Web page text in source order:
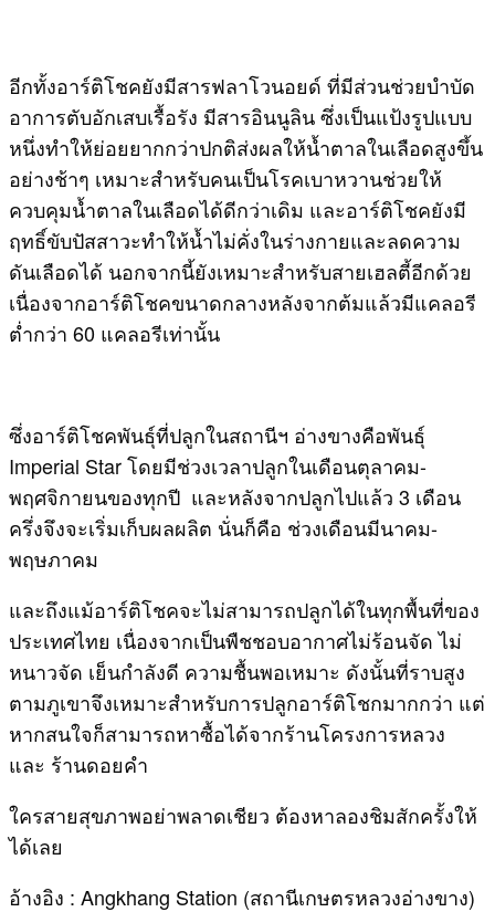
อีกทั้งอาร์ติโชคยังมีสารฟลาโวนอยด์ ที่มีส่วนช่วยบำบัด
อาการตับอักเสบเรื้อรัง มีสารอินนูลิน ซึ่งเป็นแป้งรูปแบบ
หนึ่งทำให้ย่อยยากกว่าปกติส่งผลให้น้ำตาลในเลือดสูงขึ้น
อย่างช้าๆ เหมาะสำหรับคนเป็นโรคเบาหวานช่วยให้
ควบคุมน้ำตาลในเลือดได้ดีกว่าเดิม และอาร์ติโชคยังมี
ฤทธิ์ขับปัสสาวะทำให้น้ำไม่คั่งในร่างกายและลดความ
ดันเลือดได้ นอกจากนี้ยังเหมาะสำหรับสายเฮลตี้อีกด้วย
เนื่องจากอาร์ติโชคขนาดกลางหลังจากต้มแล้วมีแคลอรี
ต่ำกว่า 60 แคลอรีเท่านั้น
ซึ่งอาร์ติโชคพันธุ์ที่ปลูกในสถานีฯ อ่างขางคือพันธุ์
Imperial Star โดยมีช่วงเวลาปลูกในเดือนตุลาคม-
พฤศจิกายนของทุกปี และหลังจากปลูกไปแล้ว 3 เดือน
ครึ่งจึงจะเริ่มเก็บผลผลิต นั่นก็คือ ช่วงเดือนมีนาคม-
พฤษภาคม
และถึงแม้อาร์ติโชคจะไม่สามารถปลูกได้ในทุกพื้นที่ของ
ประเทศไทย เนื่องจากเป็นพืชชอบอากาศไม่ร้อนจัด ไม่
หนาวจัด เย็นกำลังดี ความชื้นพอเหมาะ ดังนั้นที่ราบสูง
ตามภูเขาจึงเหมาะสำหรับการปลูกอาร์ติโชกมากกว่า แต่
หากสนใจก็สามารถหาซื้อได้จากร้านโครงการหลวง
และ ร้านดอยคำ
ใครสายสุขภาพอย่าพลาดเชียว ต้องหาลองชิมสักครั้งให้
ได้เลย
อ้างอิง : Angkhang Station (สถานีเกษตรหลวงอ่างขาง)